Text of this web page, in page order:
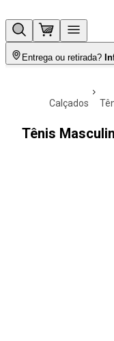
Entrega ou retirada?
calçados
Tênis